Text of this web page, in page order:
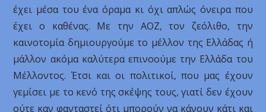
έχει μέσα του ένα όραμα κι όχι απλώς όνειρα που
έχει ο καθένας. Με την ΑΟΖ, τον ζεόλιθο, την
καινοτομία δημιουργούμε το μέλλον της Ελλάδας ή
μάλλον ακόμα καλύτερα επινοούμε την Ελλάδα του
Μέλλοντος. Έτσι και οι πολιτικοί, που μας έχουν
γεμίσει με το κενό της σκέψης τους, γιατί δεν έχουν
ούτε καν φανταστεί ότι μπορούν να κάνουν κάτι και